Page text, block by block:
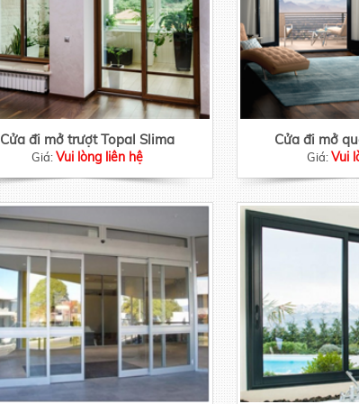
Cửa đi mở trượt Topal Slima
Giá:Vui lòng liên hệ
Cửa đi mở
Giá:Vui